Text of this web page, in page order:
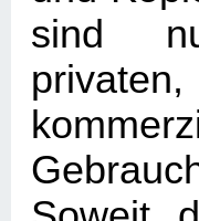
sind